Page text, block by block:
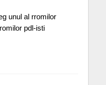
unul al rromilor
pdl-isti